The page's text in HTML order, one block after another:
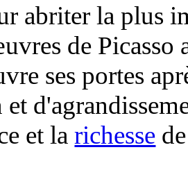
abriter la plus
de Picasso
ses portes
et larichesse